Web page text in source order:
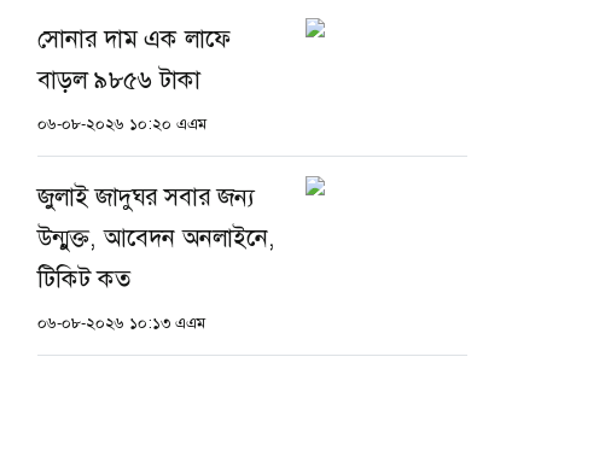
সোনার দাম এক লাফে
বাড়ল ৯৮৫৬ টাকা
০৬-০৮-২০২৬ ১০:২০ এএম
জুলাই জাদুঘর সবার জন্য
উন্মুক্ত, আবেদন অনলাইনে,
টিকিট কত
০৬-০৮-২০২৬ ১০:১৩ এএম